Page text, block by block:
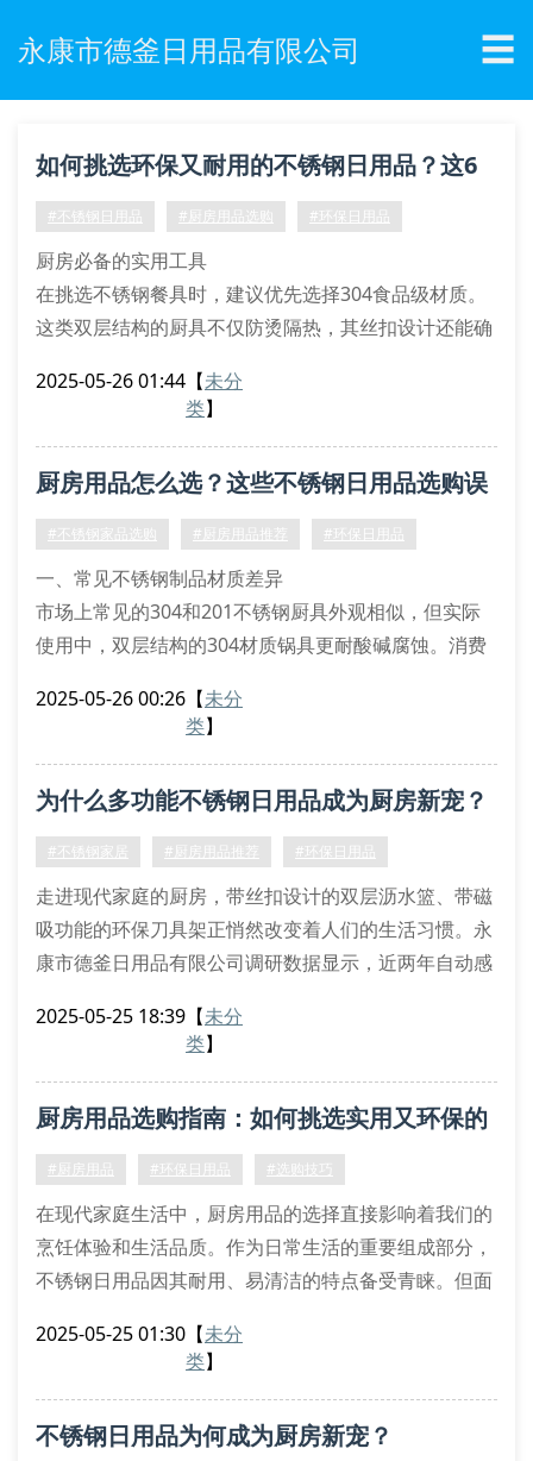
永康市德釜日用品有限公司 ☰
如何挑选环保又耐用的不锈钢日用品？这6
个技巧必须掌握！
#不锈钢日用品 #厨房用品选购 #环保日用品
厨房必备的实用工具
在挑选不锈钢餐具时，建议优先选择304食品级材质。
这类双层结构的厨具不仅防烫隔热，其丝扣设计还能确
但要注意查看产品是否通过sgs环保认证。
有效防锈。实测显示，采用加厚材质的储物罐承重能力
提升40%，特别适合存放干货调料。选购时注意观察产
2025-05-26 01:44 【未分
类】
厨房用品怎么选？这些不锈钢日用品选购误
区要避开！
#不锈钢家品选购 #厨房用品推荐 #环保日用品
一、常见不锈钢制品材质差异
市场上常见的304和201不锈钢厨具外观相似，但实际
使用中，双层结构的304材质锅具更耐酸碱腐蚀。消费
正规厂家会在器皿底部标注材质类型。特别要注意带丝
二、多功能设计产品选购要点
自动沥水菜篮建议选择带有环保硅胶垫的款式，既能保
2025-05-26 00:26 【未分
类】
为什么多功能不锈钢日用品成为厨房新宠？
#不锈钢家居 #厨房用品推荐 #环保日用品
走进现代家庭的厨房，带丝扣设计的双层沥水篮、带磁
吸功能的环保刀具架正悄然改变着人们的生活习惯。永
康市德釜日用品有限公司调研数据显示，近两年自动感
重塑厨房生态。
食材保存周期。采用冲压工艺制作的丝扣密封罐，通过
旋转式锁紧结构实现零渗漏。这些创新设计让传统塑料
2025-05-25 18:39 【未分
类】
厨房用品选购指南：如何挑选实用又环保的
不锈钢日用品？
#厨房用品 #环保日用品 #选购技巧
在现代家庭生活中，厨房用品的选择直接影响着我们的
烹饪体验和生活品质。作为日常生活的重要组成部分，
不锈钢日用品因其耐用、易清洁的特点备受青睐。但面
究竟什么样的厨房用品才真正实用又环保？
产品不仅外观时尚，而且具有防锈、耐腐蚀的特性。相
2025-05-25 01:30 【未分
类】
不锈钢日用品为何成为厨房新宠？